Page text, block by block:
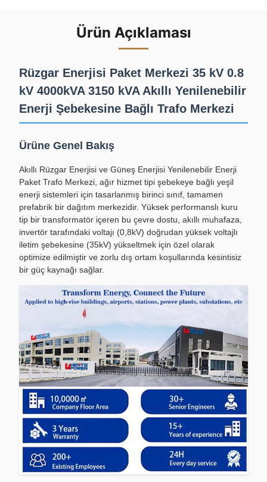
Ürün Açıklaması
Rüzgar Enerjisi Paket Merkezi 35 kV 0.8
kV 4000kVA 3150 kVA Akıllı Yenilenebilir
Enerji Şebekesine Bağlı Trafo Merkezi
Ürüne Genel Bakış
Akıllı Rüzgar Enerjisi ve Güneş Enerjisi Yenilenebilir Enerji
Paket Trafo Merkezi, ağır hizmet tipi şebekeye bağlı yeşil
enerji sistemleri için tasarlanmış birinci sınıf, tamamen
prefabrik bir dağıtım merkezidir. Yüksek performanslı kuru
tip bir transformatör içeren bu çevre dostu, akıllı muhafaza,
invertör tarafındaki voltajı (0,8kV) doğrudan yüksek voltajlı
iletim şebekesine (35kV) yükseltmek için özel olarak
optimize edilmiştir ve zorlu dış ortam koşullarında kesintisiz
bir güç kaynağı sağlar.